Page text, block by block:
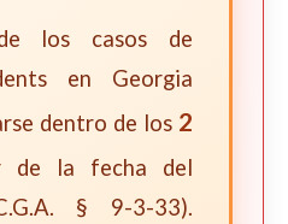
los casos de
en Georgia
dentro de los 2
de la fecha del
§ 9-3-33).